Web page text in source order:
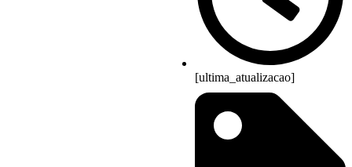
[ultima_atualizacao]